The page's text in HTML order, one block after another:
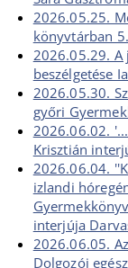
2026.05.25.
könyvtárban
2026.05.29. A
beszélgetése
2026.05.30.
győri
2026.06.02.
Krisztián
2026.06.04.
izlandi
interjúja
2026.06.05.
Dolgozói